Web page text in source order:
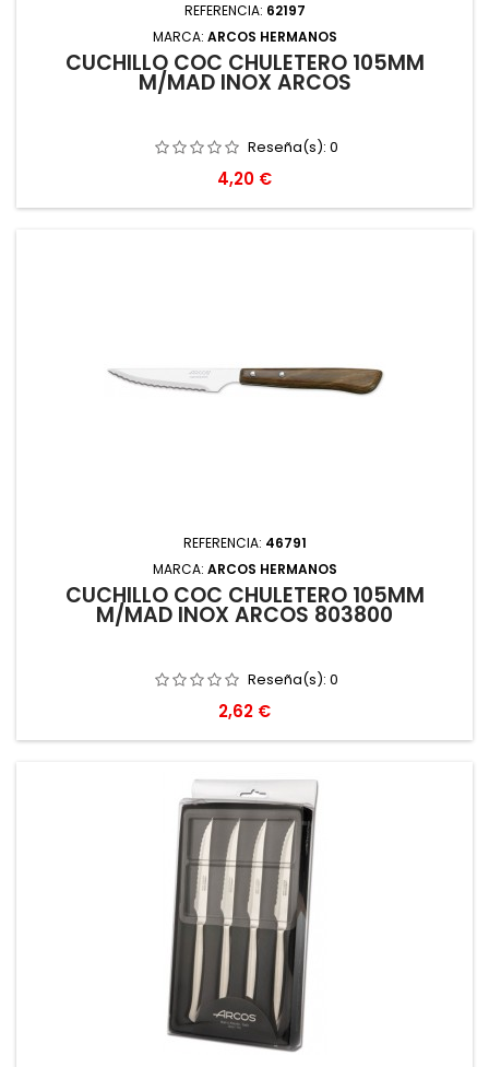
REFERENCIA: 62197
MARCA: ARCOS HERMANOS
CUCHILLO COC CHULETERO 105MM
M/MAD INOX ARCOS
Reseña(s): 0
Precio
4,20 €
REFERENCIA: 46791
MARCA: ARCOS HERMANOS
CUCHILLO COC CHULETERO 105MM
M/MAD INOX ARCOS 803800
Reseña(s): 0
Precio
2,62 €